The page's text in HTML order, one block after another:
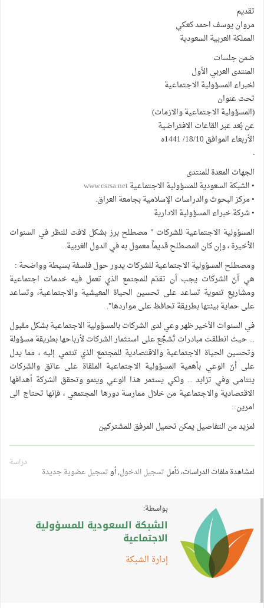
تقديم
مروان يوسف احمد كعكي
المملكة العربية السعودية
ضمن جلسات
المنتدى العربي الأول
لخبراء المسؤولية الاجتماعية
تحت عنوان
(المسؤولية الاجتماعية والازمات)
عن بُعد عبر القاعات الافتراضية
الأربعاء الموافق 18/10/ 1441ه
ـ
الجهات المعدة للمنتدى
• الشبكة السعودية للمسؤولية الاجتماعيةwww.csrsa.net
• مركز البحوث والدراسات الإسلامية بجامعة العراق.
• شركة خبراء المسؤولية الادارية
المسؤولية الاجتماعية للشركات " مصطلح برز بشكل لافت للنظر في السنوات
الأخيرة ، وإن كان المصطلح قديماً معمول به في الدول الغربية.
ومصطلح المسؤولية الاجتماعية للشركات يدور حول فلسفة بسيطة وواضحة :
هي أنّ الشركات يجب أن تقدّم للمجتمع الذي تعمل فيه خدمات اجتماعية
ومشاريع تنموية تساعد على تحسين الحياة المعيشية والاجتماعية، وتساعد
على حماية بيئتها بطريقة تحافظ على مواردها".
في السنوات الأخير ظهر وعي لدى الشركات بالمسؤولية الاجتماعية بشكل مقبول
... حيث انطلقت مبادرات تُشجِّع على استثمار الشركات لأرباحها بطريقة مسؤولة
وتحسين الحياة الاجتماعية والاقتصادية للمجتمع الذي تنتمي إليه ، مما يدل
على أنّ الوعي بأهمية المسؤولية الاجتماعية الملقاة على عاتق والشركات
يتنامى وفي تزايد ... ولكي يستمر هذا الوعي وينمو وتحقق الشركة أهدافها
الاقتصادية والاجتماعية من خلال ممارسة دورها المجتمعي ، فإنها تحتاج الى
امرين:
لمزيد من التفاصيل يمكن تحميل المرفق للمشتركين
دراسة
لمشاهدة ملفات الدراسات، نأمل تسجيل الدخول, أوتسجيل عضوية جديدة
بواسطة:
الشبكة السعودية للمسؤولية
الاجتماعية
إدارة الشبكة